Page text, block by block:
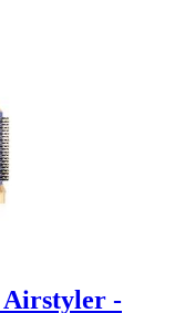
Airstyler -